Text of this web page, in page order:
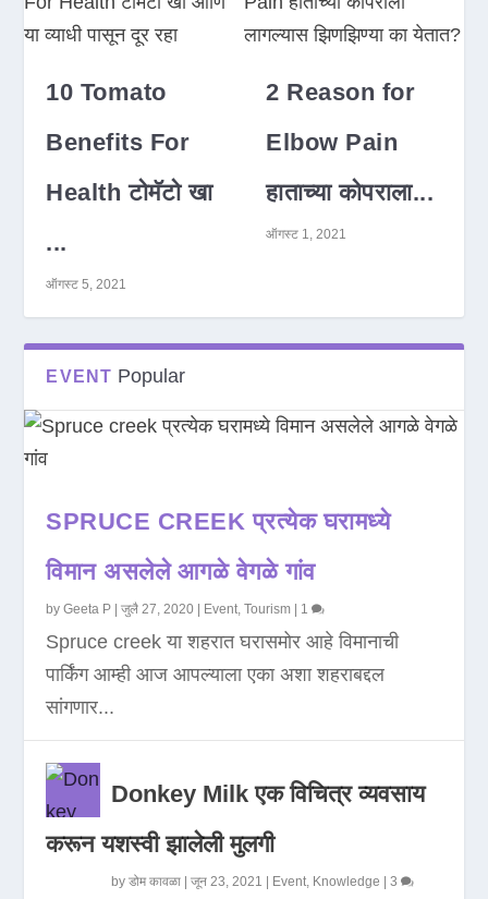
10 Tomato
Benefits For
Health टोमॅटो खा
...
ऑगस्ट 5, 2021
2 Reason for
Elbow Pain
हाताच्या कोपराला...
ऑगस्ट 1, 2021
EVENT Popular
SPRUCE CREEK प्रत्येक घरामध्ये
विमान असलेले आगळे वेगळे गांव
byGeeta P |जुलै 27, 2020 Event,Tourism 1
Spruce creek या शहरात घरासमोर आहे विमानाची
पार्किंग आम्ही आज आपल्याला एका अशा शहराबद्दल
सांगणार...
Donkey Milk एक विचित्र व्यवसाय
करून यशस्वी झालेली मुलगी
byडोम कावळा |जून 23, 2021 Event, Knowledge |3